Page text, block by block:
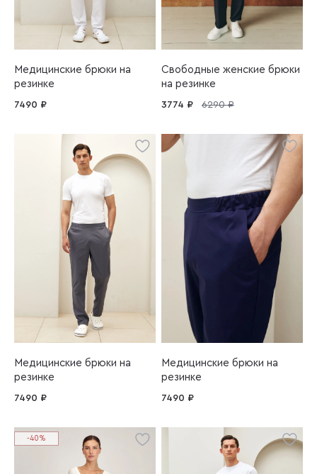
Медицинские брюки на
резинке
7490 ₽
Свободные женские брюки
на резинке
3774 ₽ 6290 ₽
Медицинские брюки на
резинке
7490 ₽
Медицинские брюки на
резинке
7490 ₽
-40%